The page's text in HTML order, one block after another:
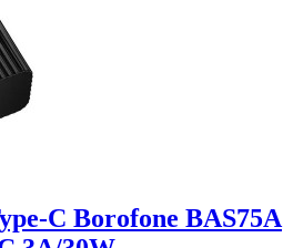
C Borofone BAS75A